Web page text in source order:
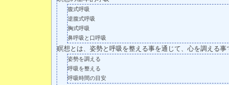
腹式呼吸
逆腹式呼吸
胸式呼吸
鼻呼吸と口呼吸
瞑想とは、姿勢と呼吸を整える事を通じて、心を調える事
姿勢を調える
呼吸を整える
呼吸時間の目安